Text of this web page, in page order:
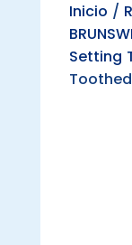
Inicio /
Setting